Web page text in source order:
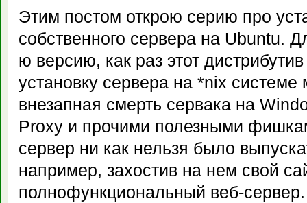
Этим постом открою серию про
собственного сервера на Ubuntu.
ю версию, как раз этот
установку сервера на *nix системе
внезапная смерть сервака на
Proxy и прочими полезными
сервер ни как нельзя было
например, захостив на нем свой
полнофункциональный веб-сервер.